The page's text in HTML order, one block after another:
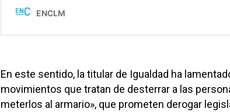
En este sentido, la titular de Igualdad ha
movimientos que tratan de desterrar a las
meterlos al armario», que prometen derogar